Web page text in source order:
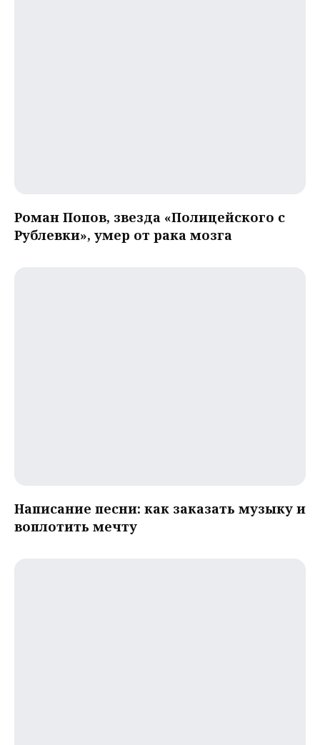
Роман Попов, звезда «Полицейского с
Рублевки», умер от рака мозга
Написание песни: как заказать музыку и
воплотить мечту